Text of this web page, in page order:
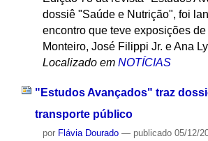
dossiê "Saúde e Nutrição", foi
encontro que teve exposições
Monteiro, José Filippi Jr. e Ana
Localizado em NOTÍCIAS
"Estudos Avançados" traz
transporte público
por Flávia Dourado — publicado05/12/